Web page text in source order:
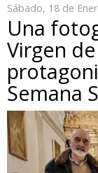
Sábado, 18 de
Una
Virgen
Semana